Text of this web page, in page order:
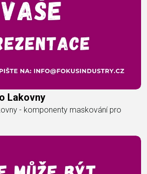
Lakovny
- komponenty maskování pro